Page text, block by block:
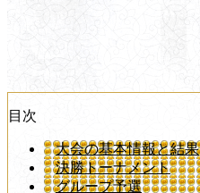
目次
大会の基本情報と結果
決勝トーナメント
グループ予選